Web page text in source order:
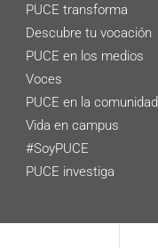
PUCE transforma
Descubre tu vocación
PUCE en los medios
Voces
PUCE en la comunidad
Vida en campus
#SoyPUCE
PUCE investiga